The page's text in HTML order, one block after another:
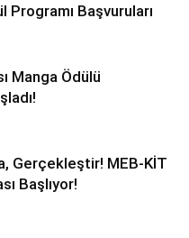
Programı Başvuruları
Manga Ödülü
Gerçekleştir! MEB-KİT
Başlıyor!